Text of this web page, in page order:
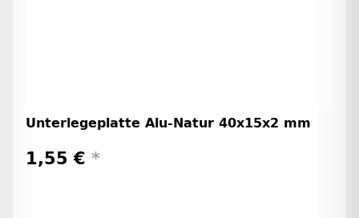
Unterlegeplatte Alu-Natur 40x15x2 mm
1,55 € *